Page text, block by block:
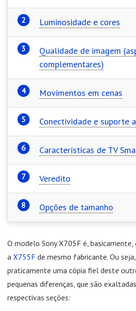
Luminosidade e cores
Qualidade de imagem
complementares)
Movimentos em cenas
Conectividade e suporte
Características de TV
Veredito
Opções de tamanho
O modelo Sony X705F é,
a X755F de mesmo fabricante. Ou
praticamente uma cópia fiel deste
pequenas diferenças, que são
respectivas seções: